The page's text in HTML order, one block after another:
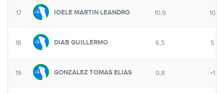
17 IOELE MARTIN LEANDRO 10,9 10
18 DIAB GUILLERMO 6,5 5
19 GONZALEZ TOMAS ELIAS 0,8 +1